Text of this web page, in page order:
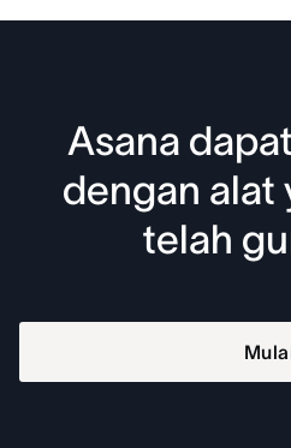
Asana
dengan alat
telah